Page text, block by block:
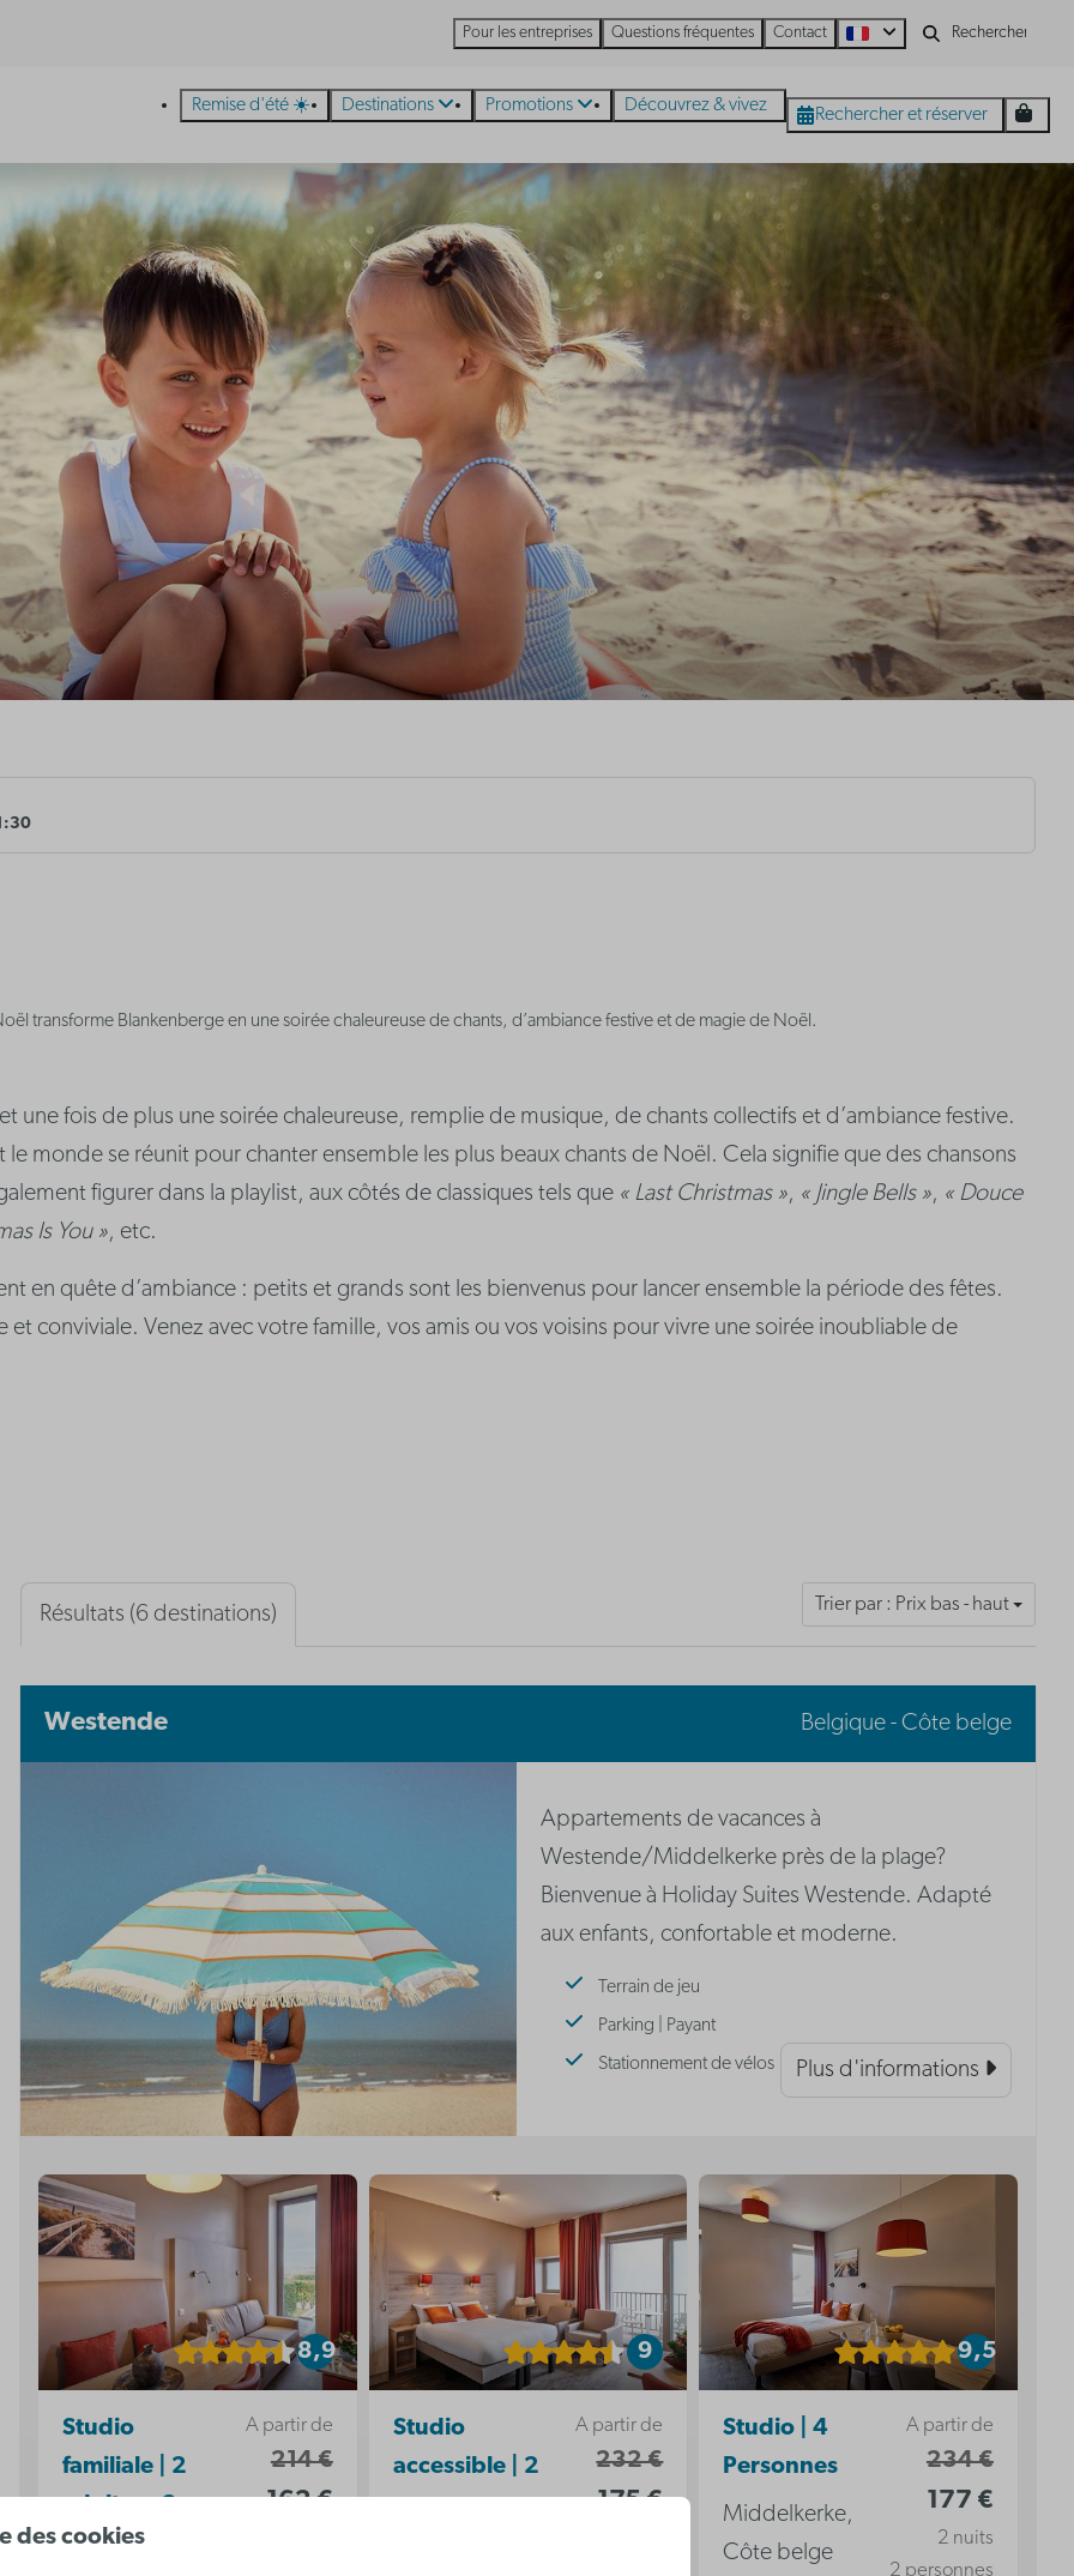
Pour les entreprises Questions fréquentes Contact
Remise d'été ☀️ Destinations Promotions Découvrez & vivez Rechercher et réserver
transforme Blankenberge en une soirée chaleureuse de chants, d’ambiance festive et de magie de Noël.
une fois de plus une soirée chaleureuse, remplie de musique, de chants collectifs et d’ambiance festive.
monde se réunit pour chanter ensemble les plus beaux chants de Noël. Cela signifie que des chansons
figurer dans la playlist, aux côtés de classiques tels que « Last Christmas », « Jingle Bells », « Douce
Is You », etc.
en quête d’ambiance : petits et grands sont les bienvenus pour lancer ensemble la période des fêtes.
et conviviale. Venez avec votre famille, vos amis ou vos voisins pour vivre une soirée inoubliable de
Trier par : Prix bas - haut
Résultats (6 destinations)
Westende Belgique - Côte belge
Appartements de vacances à
Westende/Middelkerke près de la plage?
Bienvenue à Holiday Suites Westende. Adapté
aux enfants, confortable et moderne.
Terrain de jeu
Parking | Payant
Stationnement de vélos
Plus d'informations
8,9
A partir de
214 €
162 €
Studio
familiale | 2
enfants
9
A partir de
232 €
175 €
Studio
accessible | 2
9,5
A partir de
234 €
177 €
2 nuits
2 personnes
Studio | 4
Personnes
Middelkerke,
Côte belge
des cookies